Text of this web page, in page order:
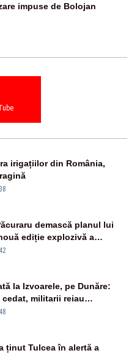
impuse de Bolojan
irigațiilor din România,
demască planul lui
ediție explozivă a
Zilei” la Realitatea PLUS
la Izvoarele, pe Dunăre:
militarii reiau
– VIDEO
ținut Tulcea în alertă a